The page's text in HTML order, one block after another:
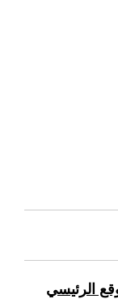
الرئيسي